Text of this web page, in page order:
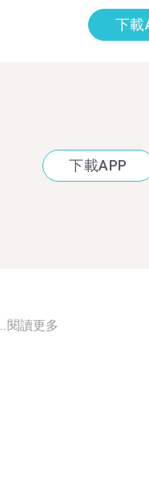
下載
下載APP
閱讀更多